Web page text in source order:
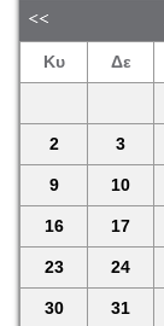
Κυ Δε
2 3
9 10
16 17
23 24
30 31